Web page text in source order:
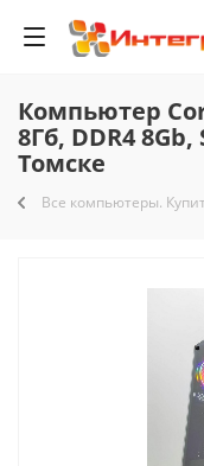
Компьютер
8Гб, DDR4
Томске
Все компьютеры.